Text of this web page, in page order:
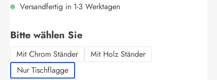
Versandfertig in 1-3 Werktagen
Bitte wählen Sieauswählen
Mit Chrom Ständer
Mit Holz Ständer
Nur Tischflagge